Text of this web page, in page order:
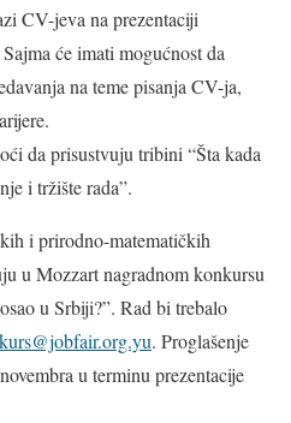
CV-jeva na prezentaciji
će imati mogućnost da
na teme pisanja CV-ja,
da prisustvuju tribini “Šta kada
i tržište rada”.
i prirodno-matematičkih
u Mozzart nagradnom konkursu
u Srbiji?”. Rad bi trebalo
. Proglašenje
u terminu prezentacije